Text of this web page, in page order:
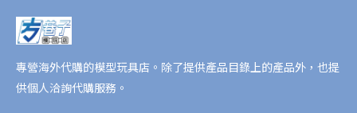
專營海外代購的模型玩具店。除了提供產品目錄上的產品外，也提
供個人洽詢代購服務。